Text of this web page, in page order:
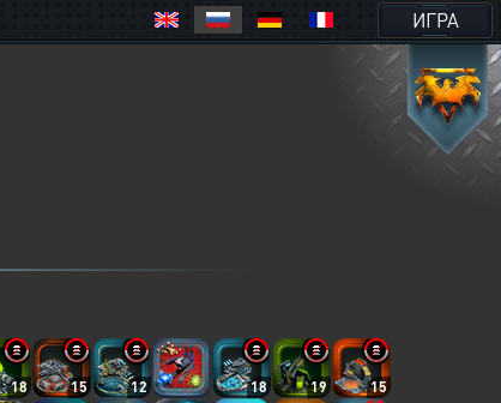
ИГРА
18 15 12 18 19 15